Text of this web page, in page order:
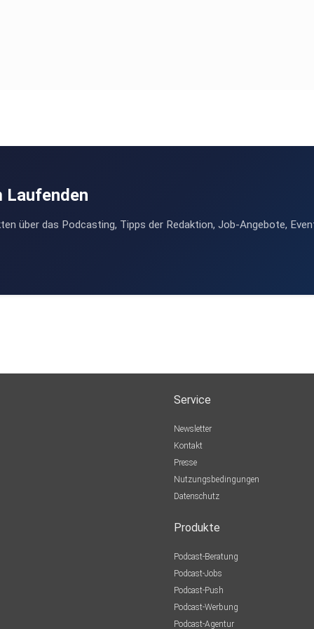
Laufenden
über das Podcasting, Tipps der Redaktion, Job-Angebote,
Service
Newsletter
Kontakt
Presse
Nutzungsbedingungen
Datenschutz
Produkte
Podcast-Beratung
Podcast-Jobs
Podcast-Push
Podcast-Werbung
Podcast-Agentur